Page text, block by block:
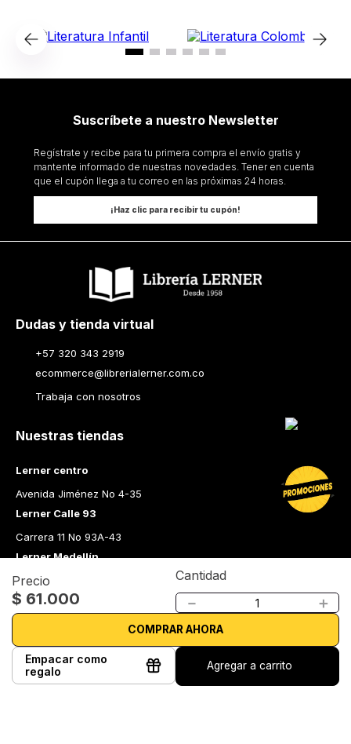
Precio
$ 61.000
Cantidad
＋
－
COMPRAR AHORA
Empacar como
regalo
Agregar a carrito
Suscríbete a nuestro Newsletter
Regístrate y recibe para tu primera compra el envío gratis y
mantente informado de nuestras novedades. Tener en cuenta
que el cupón llega a tu correo en las próximas 24 horas.
¡Haz clic para recibir tu cupón!
Dudas y tienda virtual
+57 320 343 2919
ecommerce@librerialerner.com.co
Trabaja con nosotros
Nuestras tiendas
Lerner centro
Avenida Jiménez No 4-35
Lerner Calle 93
Carrera 11 No 93A-43
Lerner Medellín
Carrera 43 A No. 05 A - 113 Local 103 Edificio One Plaza PH
Medellín Colombia
Librería Lerner - Comprar libros en Colombia
Quiénes somos
Librerías